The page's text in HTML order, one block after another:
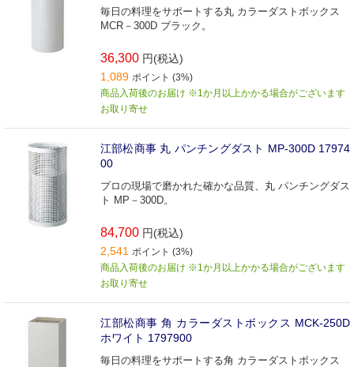
毎日の料理をサポートする丸 カラーダストボックス
MCR－300D ブラック。
36,300 円(税込)
1,089 ポイント (3%)
商品入荷後のお届け ※1か月以上かかる場合がございます
お取り寄せ
江部松商事 丸 パンチングダスト MP-300D 17974
00
プロの現場で磨かれた確かな品質、丸 パンチングダス
ト MP－300D。
84,700 円(税込)
2,541 ポイント (3%)
商品入荷後のお届け ※1か月以上かかる場合がございます
お取り寄せ
江部松商事 角 カラーダストボックス MCK-250D
ホワイト 1797900
毎日の料理をサポートする角 カラーダストボックス